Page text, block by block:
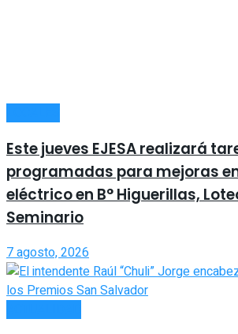
Este jueves EJESA realizará
programadas para mejoras
eléctrico en B° Higuerillas,
Seminario
7 agosto, 2026